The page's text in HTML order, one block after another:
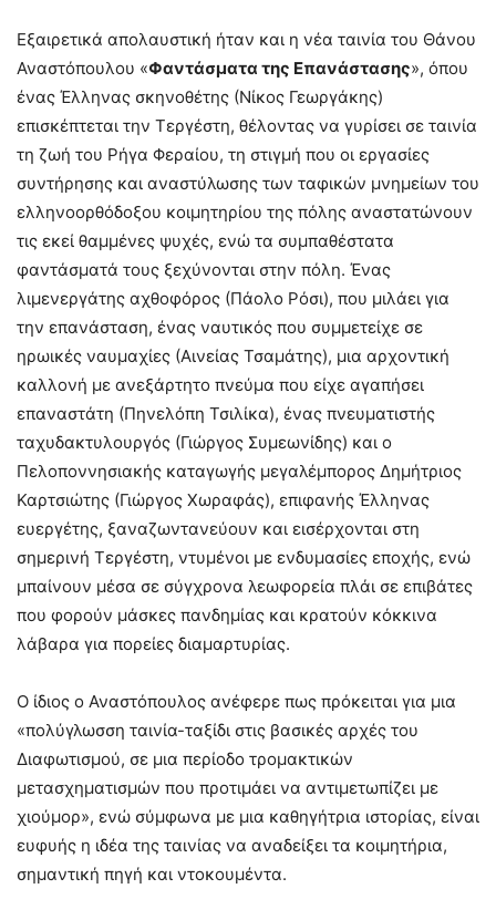
Εξαιρετικά απολαυστική ήταν και η νέα ταινία του Θάνου
Αναστόπουλου «Φαντάσματα της Επανάστασης», όπου
ένας Έλληνας σκηνοθέτης (Νίκος Γεωργάκης)
επισκέπτεται την Τεργέστη, θέλοντας να γυρίσει σε ταινία
τη ζωή του Ρήγα Φεραίου, τη στιγμή που οι εργασίες
συντήρησης και αναστύλωσης των ταφικών μνημείων του
ελληνοορθόδοξου κοιμητηρίου της πόλης αναστατώνουν
τις εκεί θαμμένες ψυχές, ενώ τα συμπαθέστατα
φαντάσματά τους ξεχύνονται στην πόλη. Ένας
λιμενεργάτης αχθοφόρος (Πάολο Ρόσι), που μιλάει για
την επανάσταση, ένας ναυτικός που συμμετείχε σε
ηρωικές ναυμαχίες (Αινείας Τσαμάτης), μια αρχοντική
καλλονή με ανεξάρτητο πνεύμα που είχε αγαπήσει
επαναστάτη (Πηνελόπη Τσιλίκα), ένας πνευματιστής
ταχυδακτυλουργός (Γιώργος Συμεωνίδης) και ο
Πελοποννησιακής καταγωγής μεγαλέμπορος Δημήτριος
Καρτσιώτης (Γιώργος Χωραφάς), επιφανής Έλληνας
ευεργέτης, ξαναζωντανεύουν και εισέρχονται στη
σημερινή Τεργέστη, ντυμένοι με ενδυμασίες εποχής, ενώ
μπαίνουν μέσα σε σύγχρονα λεωφορεία πλάι σε επιβάτες
που φορούν μάσκες πανδημίας και κρατούν κόκκινα
λάβαρα για πορείες διαμαρτυρίας.
Ο ίδιος ο Αναστόπουλος ανέφερε πως πρόκειται για μια
«πολύγλωσση ταινία-ταξίδι στις βασικές αρχές του
Διαφωτισμού, σε μια περίοδο τρομακτικών
μετασχηματισμών που προτιμάει να αντιμετωπίζει με
χιούμορ», ενώ σύμφωνα με μια καθηγήτρια ιστορίας, είναι
ευφυής η ιδέα της ταινίας να αναδείξει τα κοιμητήρια,
σημαντική πηγή και ντοκουμέντα.